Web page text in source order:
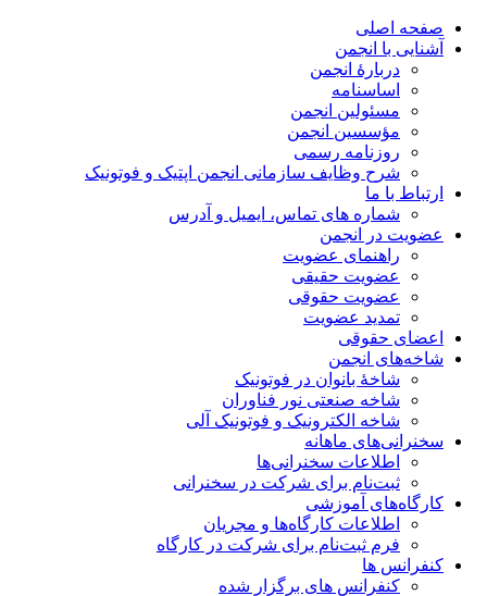
صفحه اصلی
آشنایی با انجمن
دربارۀ انجمن
اساسنامه
مسئولین انجمن
مؤسسین انجمن
روزنامه رسمی
شرح وظایف سازمانی انجمن اپتیک و فوتونیک
ارتباط با ما
شماره های تماس، ایمیل و آدرس
عضویت در انجمن
راهنمای عضویت
عضویت حقیقی
عضویت حقوقی
تمدید عضویت
اعضای حقوقی
شاخه‌های انجمن
شاخۀ بانوان در فوتونیک
شاخه صنعتی نور فناوران
شاخه‌ الکترونیک و فوتونیک آلی
سخنرانی‌های ماهانه
اطلاعات سخنرانی‌‌ها
ثبت‌نام برای شرکت در سخنرانی
کارگاه‌های آموزشی
اطلاعات کارگاه‌ها و مجریان
فرم ثبت‌نام برای شرکت در کارگاه
کنفرانس ها
کنفرانس های برگزار شده